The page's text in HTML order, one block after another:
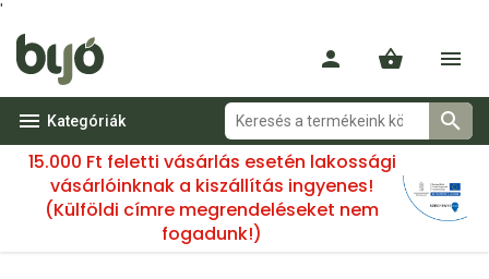
'
Kategóriák
15.000 Ft feletti vásárlás esetén lakossági
vásárlóinknak a kiszállítás ingyenes!
(Külföldi címre megrendeléseket nem
fogadunk!)